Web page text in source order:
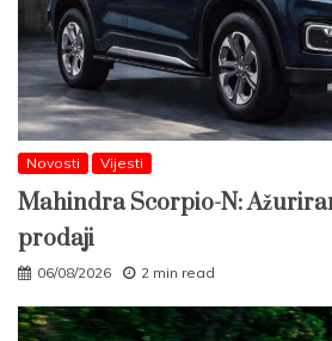
Novosti Vijesti
Mahindra Scorpio-N:
prodaji
06/08/2026 2 min read